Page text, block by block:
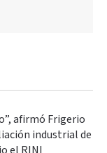
afirmó Frigerio
industrial de